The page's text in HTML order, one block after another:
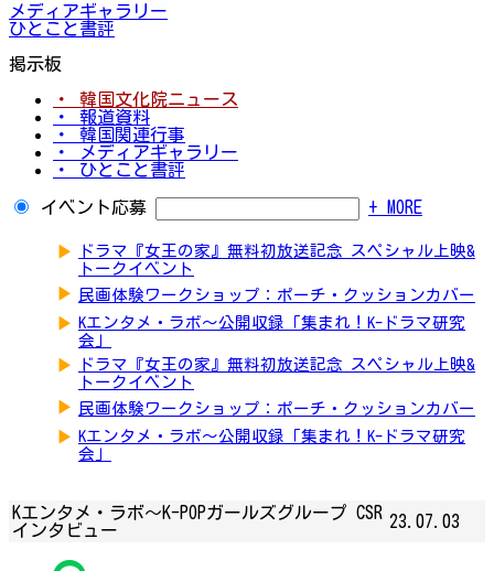
メディアギャラリー
ひとこと書評
掲示板
・ 韓国文化院ニュース
・ 報道資料
・ 韓国関連行事
・ メディアギャラリー
・ ひとこと書評
イベント応募 + MORE
▶
ドラマ『女王の家』無料初放送記念 スペシャル上映&
トークイベント
▶ 民画体験ワークショップ：ポーチ・クッションカバー
▶ Kエンタメ・ラボ～公開収録「集まれ！K-ドラマ研究
会」
▶
ドラマ『女王の家』無料初放送記念 スペシャル上映&
トークイベント
▶ 民画体験ワークショップ：ポーチ・クッションカバー
▶ Kエンタメ・ラボ～公開収録「集まれ！K-ドラマ研究
会」
Kエンタメ・ラボ～K-POPガールズグループ CSR
インタビュー
23.07.03